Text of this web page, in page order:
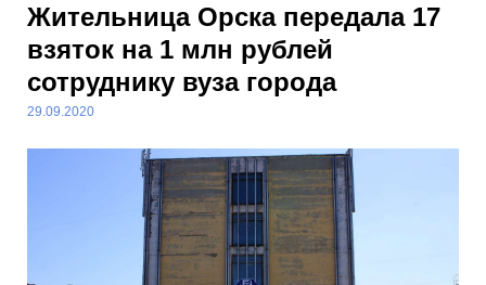
Жительница Орска передала 17
взяток на 1 млн рублей
сотруднику вуза города
29.09.2020